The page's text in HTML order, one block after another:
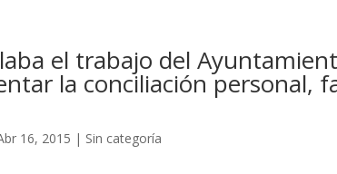
el trabajo del
la conciliación personal,
16, 2015 | Sin categoría